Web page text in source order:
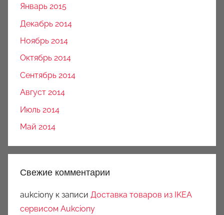
Январь 2015
Декабрь 2014
Ноябрь 2014
Октябрь 2014
Сентябрь 2014
Август 2014
Июль 2014
Май 2014
Свежие комментарии
aukciony к записи Доставка товаров из IKEA
сервисом Aukciony